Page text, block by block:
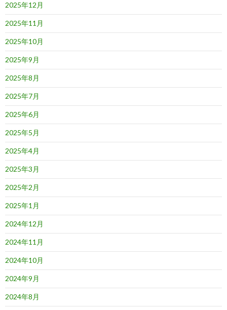
2025年12月
2025年11月
2025年10月
2025年9月
2025年8月
2025年7月
2025年6月
2025年5月
2025年4月
2025年3月
2025年2月
2025年1月
2024年12月
2024年11月
2024年10月
2024年9月
2024年8月